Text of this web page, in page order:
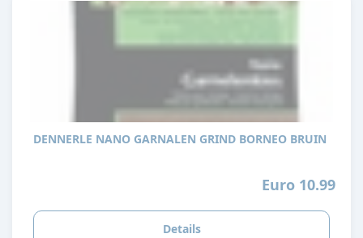
DENNERLE NANO GARNALEN GRIND BORNEO BRUIN
Euro 10.99
Details